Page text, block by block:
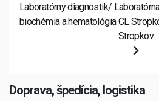
Laboratórny diagnostik/
biochémia a hematológia CL
Stropkov
Doprava, špedícia, logistika